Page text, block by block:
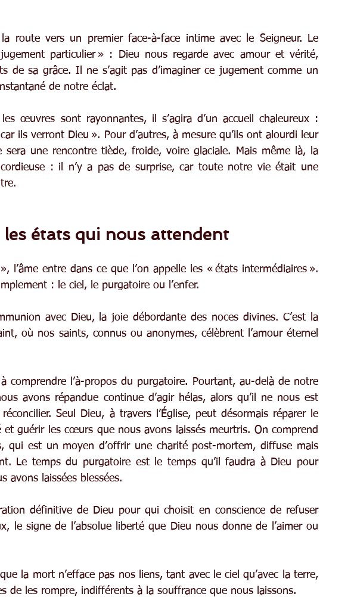
route vers un premier face-à-face intime avec le Seigneur. Le
jugement particulier » : Dieu nous regarde avec amour et vérité,
de sa grâce. Il ne s’agit pas d’imaginer ce jugement comme un
de notre éclat.
œuvres sont rayonnantes, il s’agira d’un accueil chaleureux :
ils verront Dieu ». Pour d’autres, à mesure qu’ils ont alourdi leur
une rencontre tiède, froide, voire glaciale. Mais même là, la
: il n’y a pas de surprise, car toute notre vie était une
les états qui nous attendent
», l’âme entre dans ce que l’on appelle les « états intermédiaires ».
: le ciel, le purgatoire ou l’enfer.
avec Dieu, la joie débordante des noces divines. C’est la
où nos saints, connus ou anonymes, célèbrent l’amour éternel
comprendre l’à-propos du purgatoire. Pourtant, au-delà de notre
avons répandue continue d’agir hélas, alors qu’il ne nous est
Seul Dieu, à travers l’Église, peut désormais réparer le
et guérir les cœurs que nous avons laissés meurtris. On comprend
qui est un moyen d’offrir une charité post-mortem, diffuse mais
Le temps du purgatoire est le temps qu’il faudra à Dieu pour
avons laissées blessées.
définitive de Dieu pour qui choisit en conscience de refuser
le signe de l’absolue liberté que Dieu nous donne de l’aimer ou
la mort n’efface pas nos liens, tant avec le ciel qu’avec la terre,
de les rompre, indifférents à la souffrance que nous laissons.